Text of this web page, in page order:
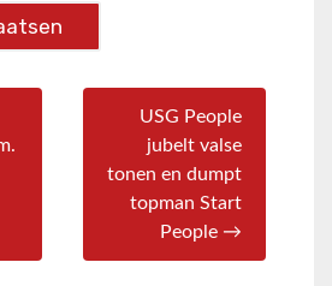
USG People
jubelt valse
tonen en dumpt
topman Start
People →